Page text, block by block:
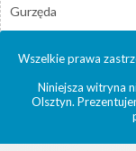
Gurzęda
Wszelkie prawa
Niniejsza witryna
Olsztyn.